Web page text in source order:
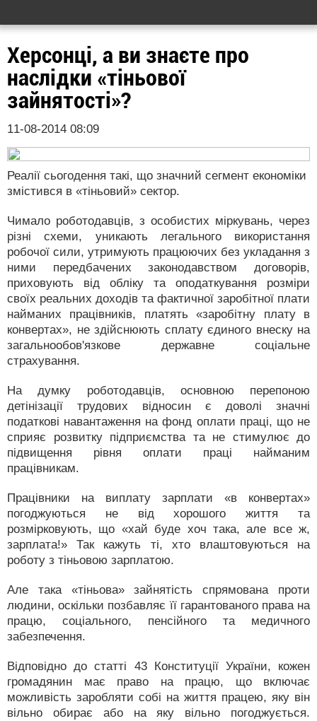
Херсонці, а ви знаєте про
наслідки «тіньової
зайнятості»?
11-08-2014 08:09
Реалії сьогодення такі, що значний сегмент економіки
змістився в «тіньовий» сектор.
Чимало роботодавців, з особистих міркувань, через
різні схеми, уникають легального використання
робочої сили, утримують працюючих без укладання з
ними передбачених законодавством договорів,
приховують від обліку та оподаткування розміри
своїх реальних доходів та фактичної заробітної плати
найманих працівників, платять «заробітну плату в
конвертах», не здійснюють сплату єдиного внеску на
загальнообов'язкове державне соціальне
страхування.
На думку роботодавців, основною перепоною
детінізації трудових відносин є доволі значні
податкові навантаження на фонд оплати праці, що не
сприяє розвитку підприємства та не стимулює до
підвищення рівня оплати праці найманим
працівникам.
Працівники на виплату зарплати «в конвертах»
погоджуються не від хорошого життя та
розмірковують, що «хай буде хоч така, але все ж,
зарплата!» Так кажуть ті, хто влаштовуються на
роботу з тіньовою зарплатою.
Але така «тіньова» зайнятість спрямована проти
людини, оскільки позбавляє її гарантованого права на
працю, соціального, пенсійного та медичного
забезпечення.
Відповідно до статті 43 Конституції України, кожен
громадянин має право на працю, що включає
можливість заробляти собі на життя працею, яку він
вільно обирає або на яку вільно погоджується.